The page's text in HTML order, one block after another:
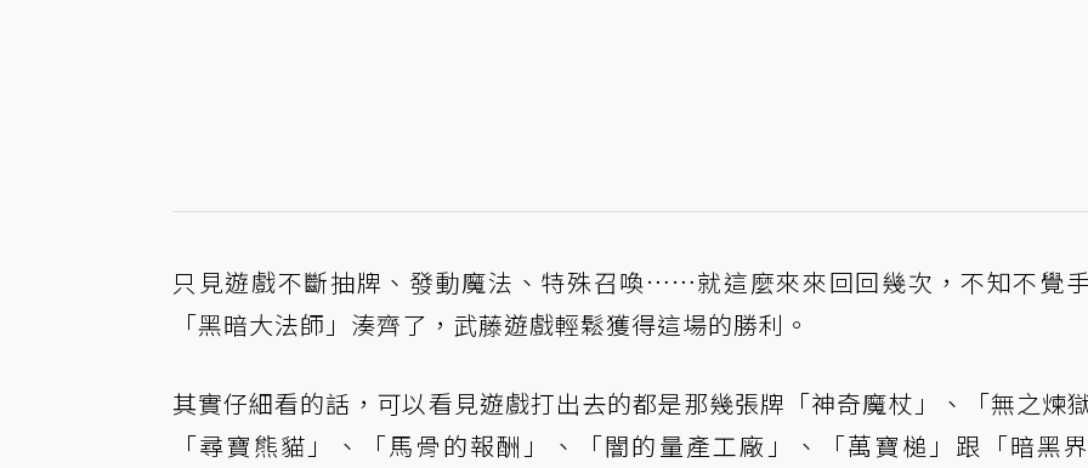
只見遊戲不斷抽牌、發動魔法、特殊召喚……就這麼來來回回幾次，不知不覺
「黑暗大法師」湊齊了，武藤遊戲輕鬆獲得這場的勝利。
其實仔細看的話，可以看見遊戲打出去的都是那幾張牌「神奇魔杖」、「無之煉
「尋寶熊貓」、「馬骨的報酬」、「闇的量產工廠」、「萬寶槌」跟「暗黑